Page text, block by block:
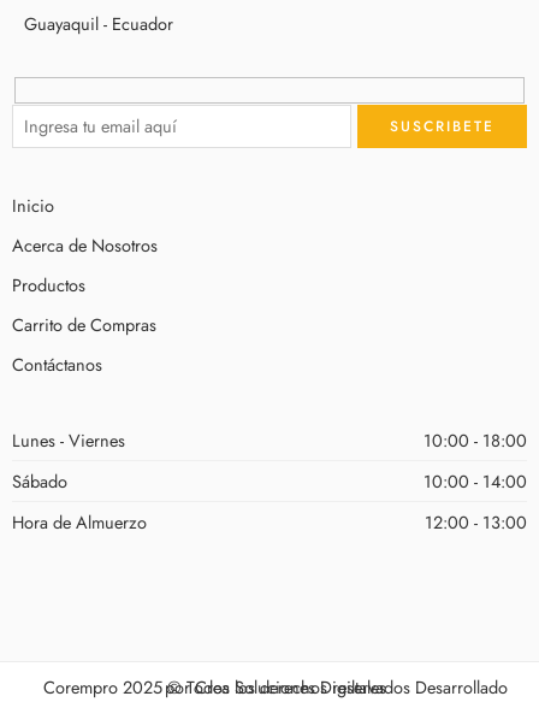
Guayaquil - Ecuador
Inicio
Acerca de Nosotros
Productos
Carrito de Compras
Contáctanos
Lunes - Viernes
10:00 - 18:00
Sábado
10:00 - 14:00
Hora de Almuerzo
12:00 - 13:00
Corempro 2025 © Todos los derechos reservados Desarrollado porCrea Soluciones Digiltales